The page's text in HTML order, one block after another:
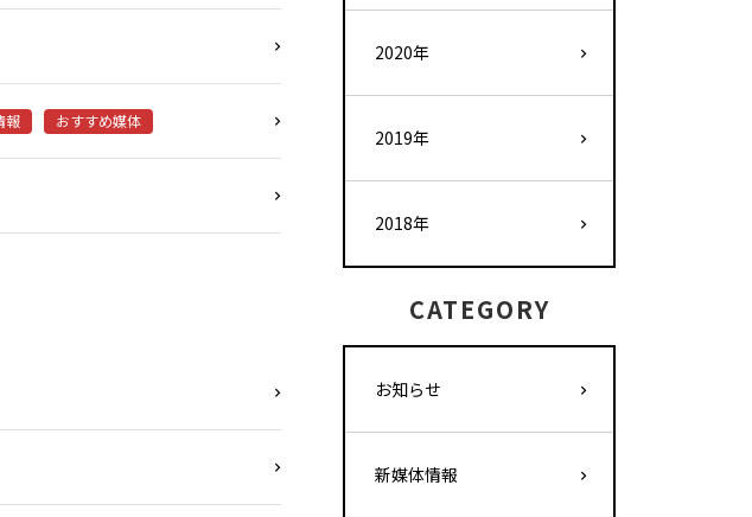
報 おすすめ媒体
2020年
2019年
2018年
CATEGORY
お知らせ
新媒体情報